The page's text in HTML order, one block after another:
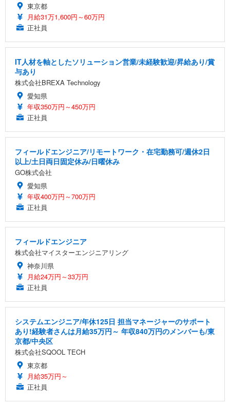
東京都
月給31万1,600円～60万円
正社員
IT人材を軸としたソリューション営業/未経験歓迎/昇給あり/賞
与あり
株式会社BREXA Technology
愛知県
年収350万円～450万円
正社員
フィールドエンジニア/リモートワーク・在宅勤務可/週休2日
以上/土日両日固定休み/日曜休み
GO株式会社
愛知県
年収400万円～700万円
正社員
フィールドエンジニア
株式会社マイスターエンジニアリング
神奈川県
月給24万円～33万円
正社員
システムエンジニア/年休125日 担当マネージャーのサポート
あり!経験者さんは月給35万円～ 年収840万円のメンバーも/東
京都/中央区
株式会社SQOOL TECH
東京都
月給35万円～
正社員